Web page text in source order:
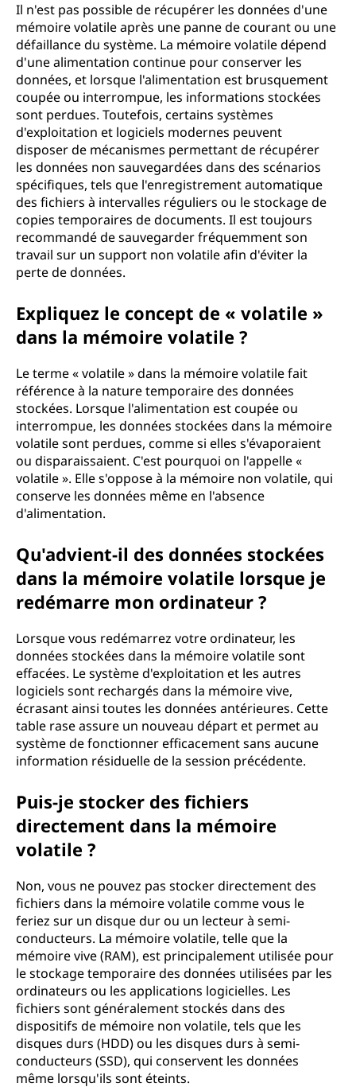
Il n'est pas possible de récupérer les données d'une
mémoire volatile après une panne de courant ou une
défaillance du système. La mémoire volatile dépend
d'une alimentation continue pour conserver les
données, et lorsque l'alimentation est brusquement
coupée ou interrompue, les informations stockées
sont perdues. Toutefois, certains systèmes
d'exploitation et logiciels modernes peuvent
disposer de mécanismes permettant de récupérer
les données non sauvegardées dans des scénarios
spécifiques, tels que l'enregistrement automatique
des fichiers à intervalles réguliers ou le stockage de
copies temporaires de documents. Il est toujours
recommandé de sauvegarder fréquemment son
travail sur un support non volatile afin d'éviter la
perte de données.
Expliquez le concept de « volatile »
dans la mémoire volatile ?
Le terme « volatile » dans la mémoire volatile fait
référence à la nature temporaire des données
stockées. Lorsque l'alimentation est coupée ou
interrompue, les données stockées dans la mémoire
volatile sont perdues, comme si elles s'évaporaient
ou disparaissaient. C'est pourquoi on l'appelle «
volatile ». Elle s'oppose à la mémoire non volatile, qui
conserve les données même en l'absence
d'alimentation.
Qu'advient-il des données stockées
dans la mémoire volatile lorsque je
redémarre mon ordinateur ?
Lorsque vous redémarrez votre ordinateur, les
données stockées dans la mémoire volatile sont
effacées. Le système d'exploitation et les autres
logiciels sont rechargés dans la mémoire vive,
écrasant ainsi toutes les données antérieures. Cette
table rase assure un nouveau départ et permet au
système de fonctionner efficacement sans aucune
information résiduelle de la session précédente.
Puis-je stocker des fichiers
directement dans la mémoire
volatile ?
Non, vous ne pouvez pas stocker directement des
fichiers dans la mémoire volatile comme vous le
feriez sur un disque dur ou un lecteur à semi-
conducteurs. La mémoire volatile, telle que la
mémoire vive (RAM), est principalement utilisée pour
le stockage temporaire des données utilisées par les
ordinateurs ou les applications logicielles. Les
fichiers sont généralement stockés dans des
dispositifs de mémoire non volatile, tels que les
disques durs (HDD) ou les disques durs à semi-
conducteurs (SSD), qui conservent les données
même lorsqu'ils sont éteints.